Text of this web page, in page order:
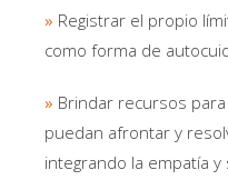
» Registrar el propio
como forma de
» Brindar recursos
puedan afrontar y
integrando la empatía